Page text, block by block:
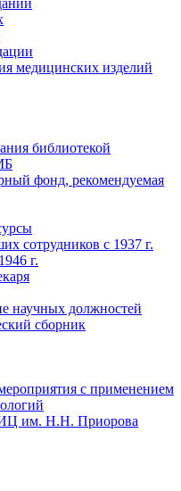
медицинских изделий
библиотекой
фонд, рекомендуемая
сотрудников с 1937 г.
г.
научных должностей
сборник
с применением
им. Н.Н. Приорова